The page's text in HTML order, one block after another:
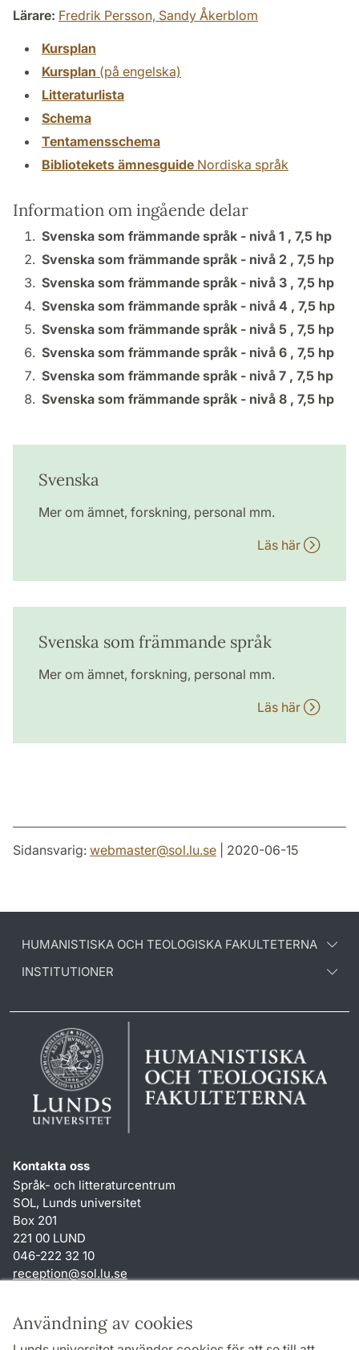
Användning av cookies
Lärare: Fredrik Persson, Sandy Åkerblom
Kursplan
Kursplan (på engelska)
Litteraturlista
Schema
Tentamensschema
Bibliotekets ämnesguide Nordiska språk
Information om ingående delar
Svenska som främmande språk - nivå 1 , 7,5 hp
Svenska som främmande språk - nivå 2 , 7,5 hp
Svenska som främmande språk - nivå 3 , 7,5 hp
Svenska som främmande språk - nivå 4 , 7,5 hp
Svenska som främmande språk - nivå 5 , 7,5 hp
Svenska som främmande språk - nivå 6 , 7,5 hp
Svenska som främmande språk - nivå 7 , 7,5 hp
Svenska som främmande språk - nivå 8 , 7,5 hp
Svenska
Mer om ämnet, forskning, personal mm.
Läs här
Svenska som främmande språk
Mer om ämnet, forskning, personal mm.
Läs här
Sidansvarig: webmaster@sol.lu.se | 2020-06-15
HUMANISTISKA OCH TEOLOGISKA FAKULTETERNA
INSTITUTIONER
Kontakta oss
Språk- och litteraturcentrum
SOL, Lunds universitet
Box 201
221 00 LUND
046-222 32 10
reception@sol.lu.se
Genvägar
Om webbplatsen och cookies